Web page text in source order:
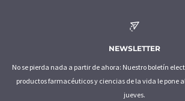
NEWSLETTER
No se pierda nada a partir de ahora: Nuestro boletín
productos farmacéuticos y ciencias de la vida le pone
jueves.